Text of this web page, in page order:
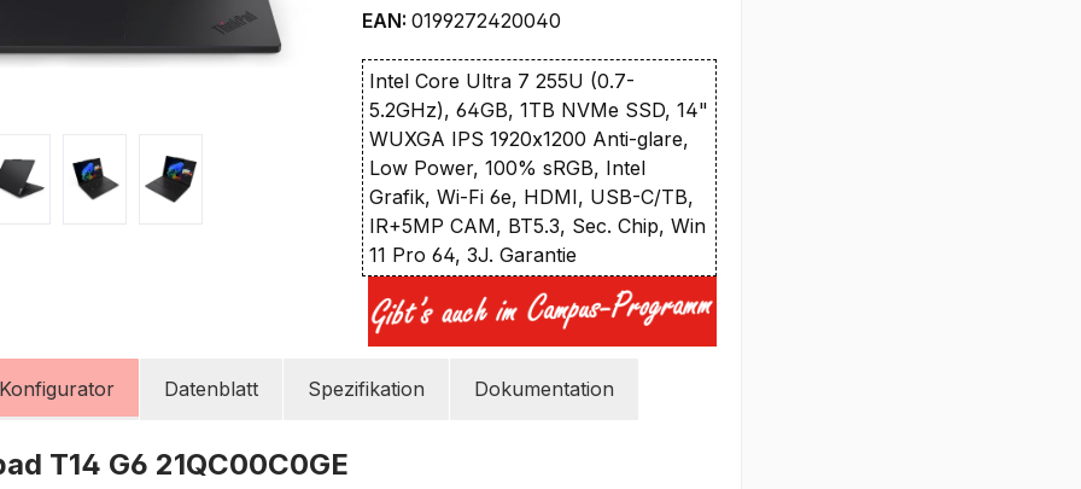
EAN:0199272420040
Intel Core Ultra 7 255U (0.7-
5.2GHz), 64GB, 1TB NVMe SSD, 14"
WUXGA IPS 1920x1200 Anti-glare,
Low Power, 100% sRGB, Intel
Grafik, Wi-Fi 6e, HDMI, USB-C/TB,
IR+5MP CAM, BT5.3, Sec. Chip, Win
11 Pro 64, 3J. Garantie
Konfigurator Datenblatt Spezifikation Dokumentation
T14 G6 21QC00C0GE